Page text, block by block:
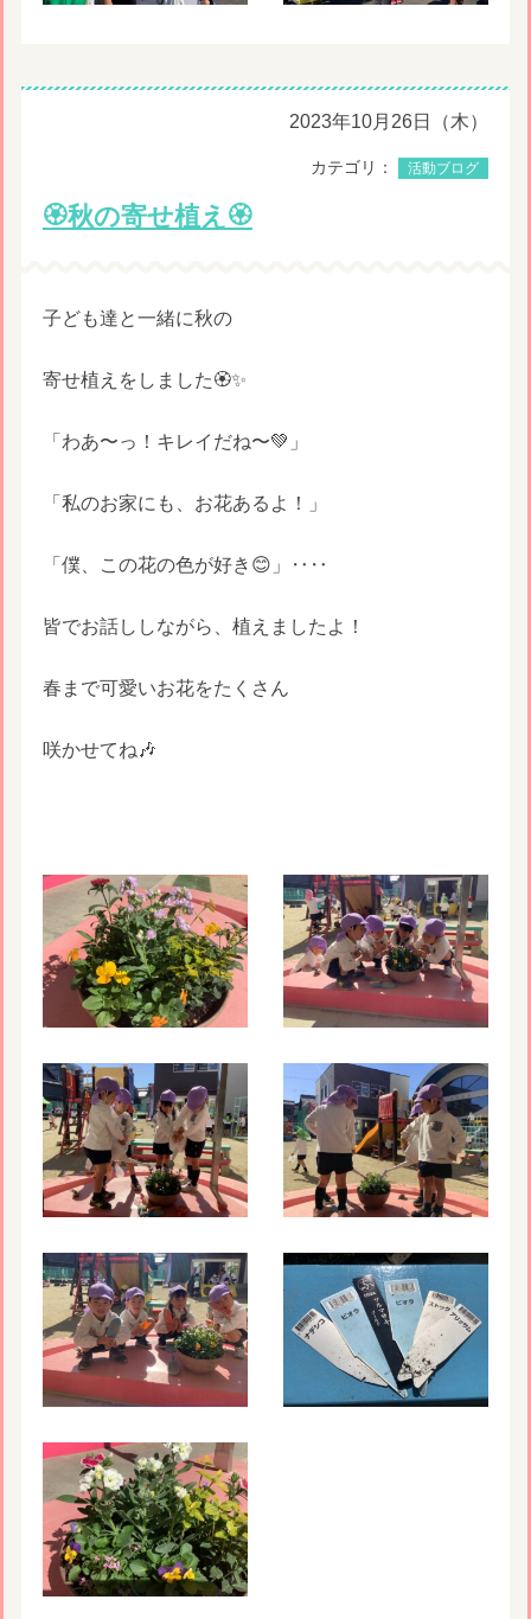
2023年10月26日（木）
カテゴリ： 活動ブログ
🏵️秋の寄せ植え🏵️
子ども達と一緒に秋の
寄せ植えをしました🏵️✨
「わあ〜っ！キレイだね〜💚」
「私のお家にも、お花あるよ！」
「僕、この花の色が好き😊」‥‥
皆でお話ししながら、植えましたよ！
春まで可愛いお花をたくさん
咲かせてね🎶